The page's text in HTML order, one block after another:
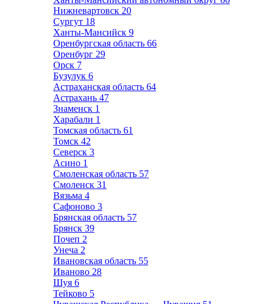
Нижневартовск 20
Сургут 18
Ханты-Мансийск 9
Оренбургская область 66
Оренбург 29
Орск 7
Бузулук 6
Астраханская область 64
Астрахань 47
Знаменск 1
Харабали 1
Томская область 61
Томск 42
Северск 3
Асино 1
Смоленская область 57
Смоленск 31
Вязьма 4
Сафоново 3
Брянская область 57
Брянск 39
Почеп 2
Унеча 2
Ивановская область 55
Иваново 28
Шуя 6
Тейково 5